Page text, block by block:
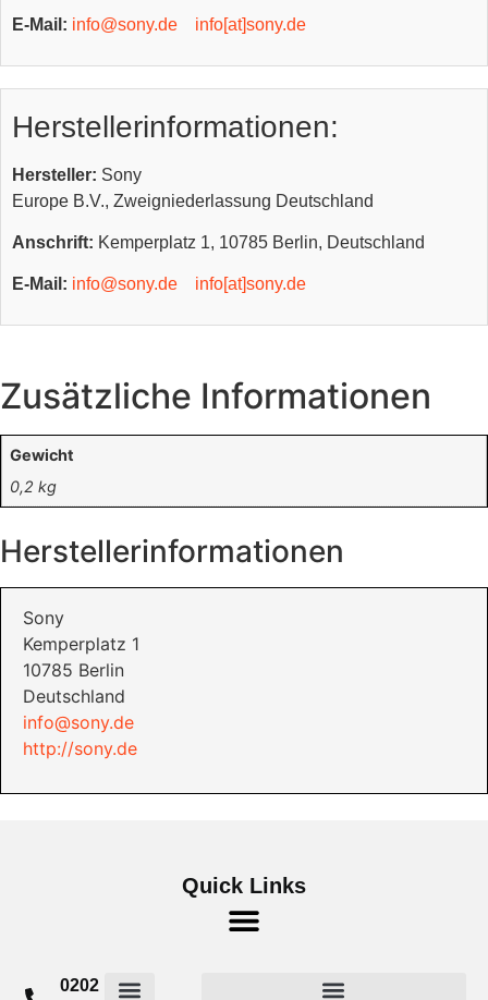
E-Mail: info@sony.de info[at]sony.de
Herstellerinformationen:
Hersteller: Sony
Europe B.V., Zweigniederlassung Deutschland
Anschrift: Kemperplatz 1, 10785 Berlin, Deutschland
E-Mail: info@sony.de info[at]sony.de
Zusätzliche Informationen
Gewicht
0,2 kg
Herstellerinformationen
Sony
Kemperplatz 1
10785 Berlin
Deutschland
info@sony.de
http://sony.de
Quick Links
0202